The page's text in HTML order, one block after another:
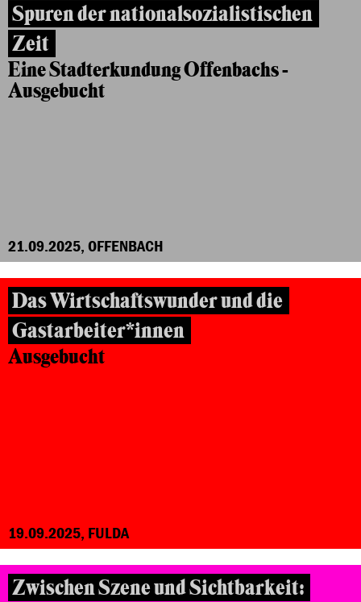
Spuren der nationalsozialistischen
Zeit
Eine Stadterkundung Offenbachs -
Ausgebucht
21.09.2025, OFFENBACH
Das Wirtschaftswunder und die
Gastarbeiter*innen
Ausgebucht
19.09.2025, FULDA
Zwischen Szene und Sichtbarkeit: